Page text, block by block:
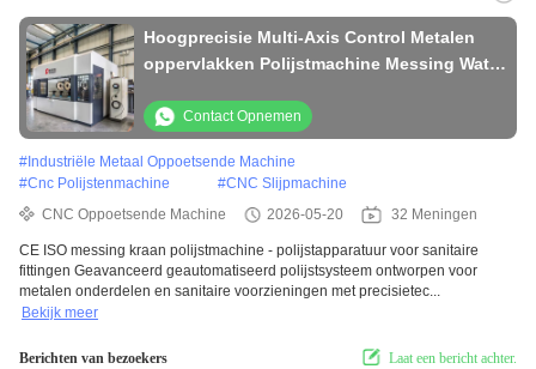
Hoogprecisie Multi-Axis Control Metalen
oppervlakken Polijstmachine Messing Water
Contact Opnemen
# Industriële Metaal Oppoetsende Machine
#Cnc Polijstenmachine #CNC Slijpmachine
CNC Oppoetsende Machine
2026-05-20 32 Meningen
CE ISO messing kraan polijstmachine - polijstapparatuur voor sanitaire
fittingen Geavanceerd geautomatiseerd polijstsysteem ontworpen voor
metalen onderdelen en sanitaire voorzieningen met precisietec...
Bekijk meer
Berichten van bezoekers Laat een bericht achter.